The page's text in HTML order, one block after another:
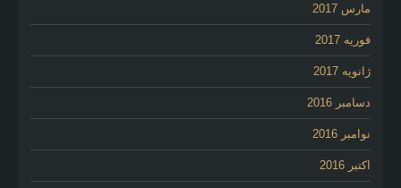
مارس 2017
فوریه 2017
ژانویه 2017
دسامبر 2016
نوامبر 2016
اکتبر 2016